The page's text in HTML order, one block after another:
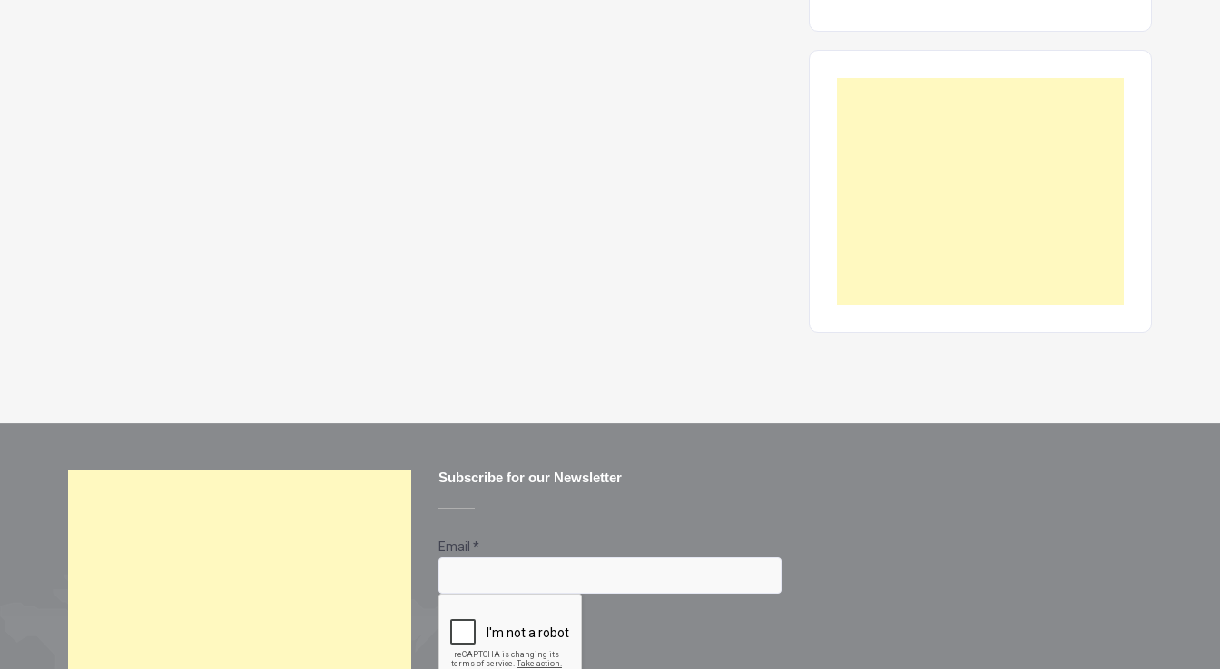
Subscribe for our Newsletter
Email *